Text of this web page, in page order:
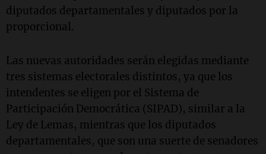
diputados departamentales y diputados por la
proporcional.
Las nuevas autoridades serán elegidas mediante
tres sistemas electorales distintos, ya que los
intendentes se eligen por el Sistema de
Participación Democrática (SIPAD), similar a la
Ley de Lemas, mientras que los diputados
departamentales, que son una suerte de senadores